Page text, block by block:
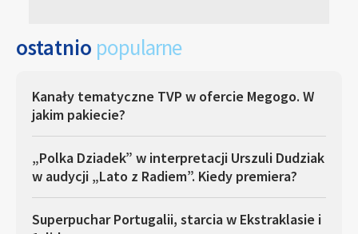
ostatnio popularne
Kanały tematyczne TVP w ofercie Megogo. W
jakim pakiecie?
„Polka Dziadek” w interpretacji Urszuli Dudziak
w audycji „Lato z Radiem”. Kiedy premiera?
Superpuchar Portugalii, starcia w Ekstraklasie i